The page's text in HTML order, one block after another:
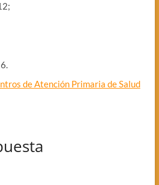
de Atención Primaria de Salud